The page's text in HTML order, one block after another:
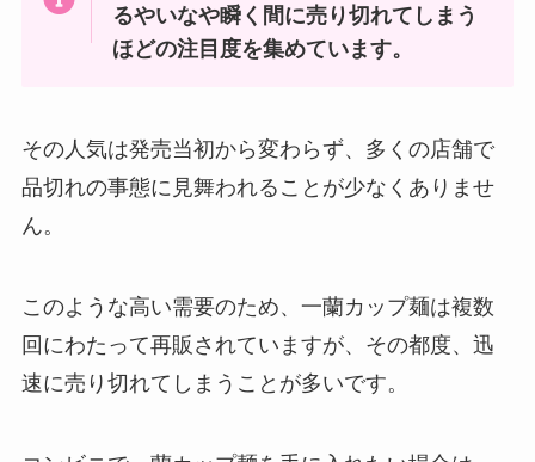
るやいなや瞬く間に売り切れてしまう
ほどの注目度を集めています。
その人気は発売当初から変わらず、多くの店舗で
品切れの事態に見舞われることが少なくありませ
ん。
このような高い需要のため、一蘭カップ麺は複数
回にわたって再販されていますが、その都度、迅
速に売り切れてしまうことが多いです。